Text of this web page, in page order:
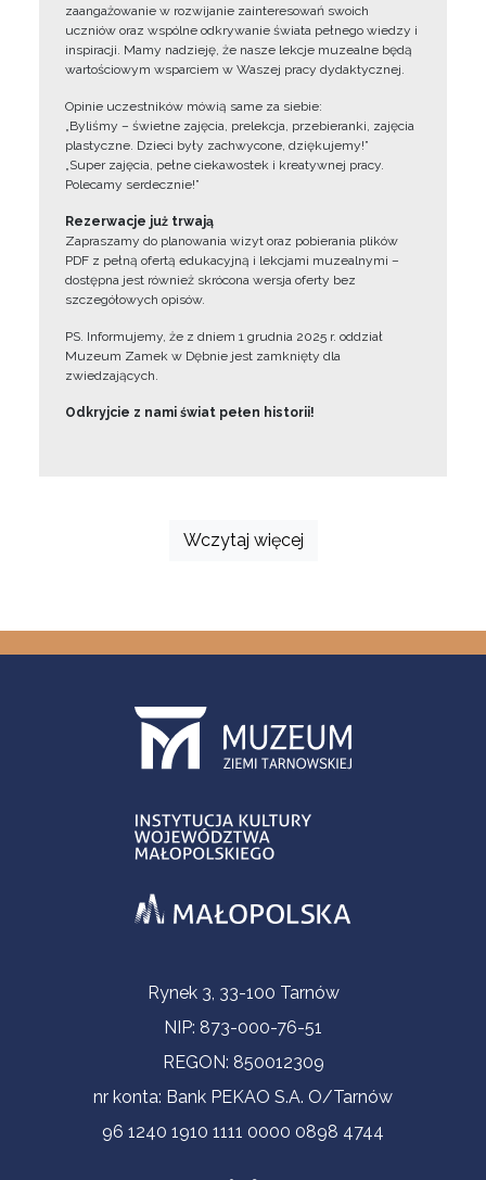
zaangażowanie w rozwijanie zainteresowań swoich
uczniów oraz wspólne odkrywanie świata pełnego wiedzy i
inspiracji. Mamy nadzieję, że nasze lekcje muzealne będą
wartościowym wsparciem w Waszej pracy dydaktycznej.
Opinie uczestników mówią same za siebie:
„Byliśmy – świetne zajęcia, prelekcja, przebieranki, zajęcia
plastyczne. Dzieci były zachwycone, dziękujemy!”
„Super zajęcia, pełne ciekawostek i kreatywnej pracy.
Polecamy serdecznie!”
Rezerwacje już trwają
Zapraszamy do planowania wizyt oraz pobierania plików
PDF z pełną ofertą edukacyjną i lekcjami muzealnymi –
dostępna jest również skrócona wersja oferty bez
szczegółowych opisów.
PS. Informujemy, że z dniem 1 grudnia 2025 r. oddział
Muzeum Zamek w Dębnie jest zamknięty dla
zwiedzających.
Odkryjcie z nami świat pełen historii!
Wczytaj więcej
Informacje kontaktoweRynek 3, 33-100 Tarnów
NIP: 873-000-76-51
REGON: 850012309
nr konta: Bank PEKAO S.A. O/Tarnów
96 1240 1910 1111 0000 0898 4744